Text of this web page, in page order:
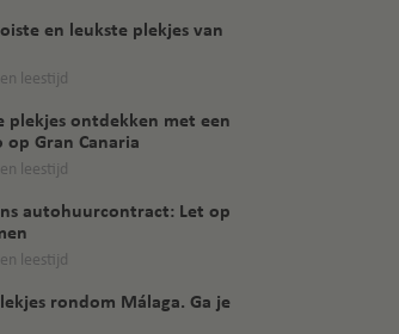
en leukste plekjes van
leestijd
plekjes ontdekken met een
op Gran Canaria
leestijd
autohuurcontract: Let op
leestijd
rondom Málaga. Ga je